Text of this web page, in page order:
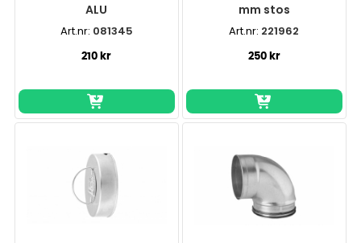
ALU
Art.nr: 081345
210 kr
mm stos
Art.nr: 221962
250 kr